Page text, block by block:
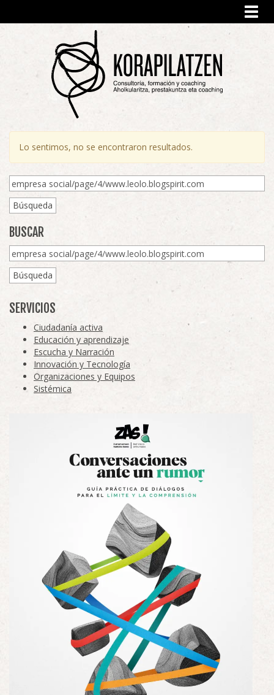
Lo sentimos, no se encontraron resultados.
Búsqueda
BUSCAR
Búsqueda
SERVICIOS
Ciudadanía activa
Educación y aprendizaje
Escucha y Narración
Innovación y Tecnología
Organizaciones y Equipos
Sistémica